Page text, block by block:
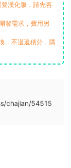
漢化版，請先咨
發需求，費用另
，不退還積分，購
chajian/54515